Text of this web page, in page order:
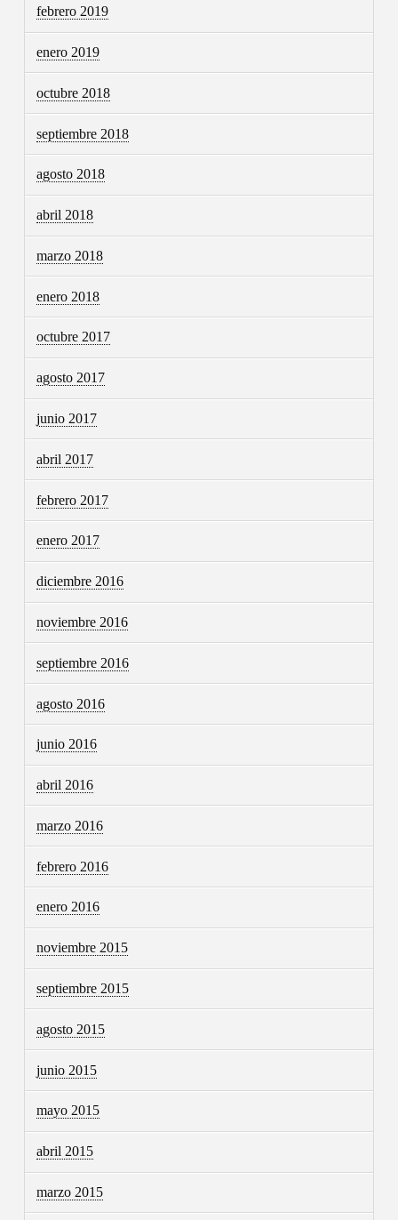
febrero 2019
enero 2019
octubre 2018
septiembre 2018
agosto 2018
abril 2018
marzo 2018
enero 2018
octubre 2017
agosto 2017
junio 2017
abril 2017
febrero 2017
enero 2017
diciembre 2016
noviembre 2016
septiembre 2016
agosto 2016
junio 2016
abril 2016
marzo 2016
febrero 2016
enero 2016
noviembre 2015
septiembre 2015
agosto 2015
junio 2015
mayo 2015
abril 2015
marzo 2015